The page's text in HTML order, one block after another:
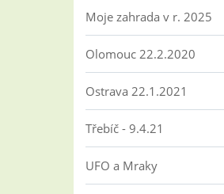
Moje zahrada v r. 2025
Olomouc 22.2.2020
Ostrava 22.1.2021
Třebíč - 9.4.21
UFO a Mraky